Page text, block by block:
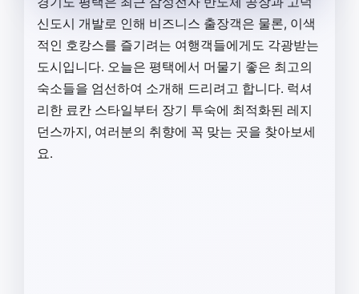
신도시 개발로 인해 비즈니스 출장객은 물론, 이색
적인 호캉스를 즐기려는 여행객들에게도 각광받는
도시입니다. 오늘은 평택에서 머물기 좋은 최고의
숙소들을 엄선하여 소개해 드리려고 합니다. 럭셔
리한 료칸 스타일부터 장기 투숙에 최적화된 레지
던스까지, 여러분의 취향에 꼭 맞는 곳을 찾아보세
요.